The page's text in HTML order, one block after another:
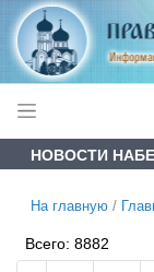
НОВОСТИ
На главную /
Всего:8882